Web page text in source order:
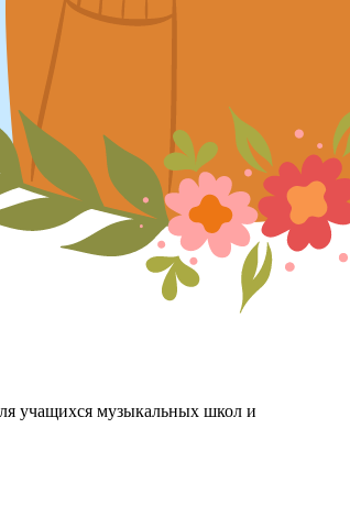
учащихся музыкальных школ и